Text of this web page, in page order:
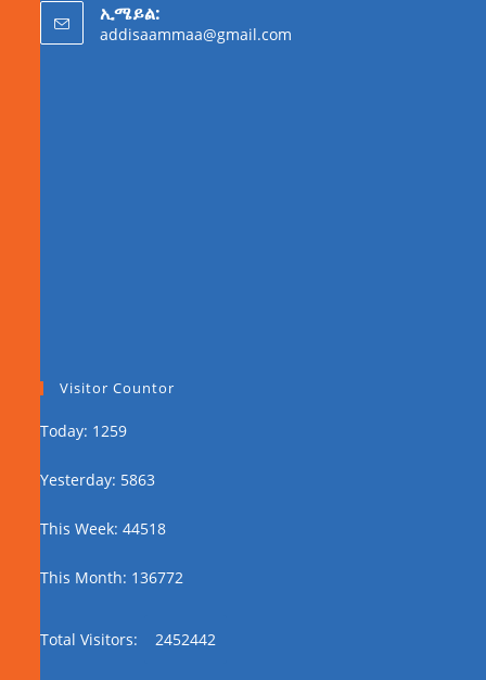
ኢሜይል:
addisaammaa@gmail.com
Visitor Countor
Today: 1259
Yesterday: 5863
This Week: 44518
This Month: 136772
Total Visitors: 2452442